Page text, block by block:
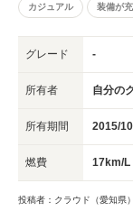
カジュアル 装備が
グレード -
所有者 自分の
所有期間 2015/
燃費 17km/L
投稿者：クラウド（愛知県）